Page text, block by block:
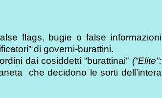
flags, bugie o false informazioni
di governi-burattini.
dai cosiddetti “burattinai” (“Elite”:
che decidono le sorti dell’intera